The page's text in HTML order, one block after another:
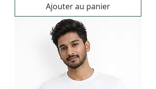
Ajouter au panier